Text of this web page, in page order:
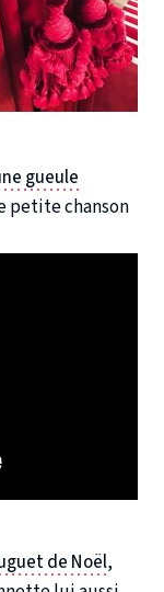
gueule
petite chanson
de Noël,